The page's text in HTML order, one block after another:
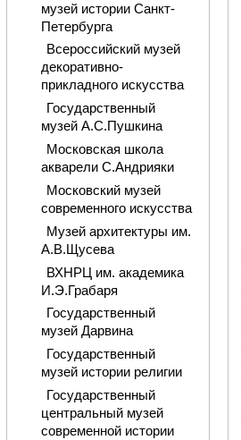
музей истории Санкт-
Петербурга
Всероссийский музей
декоративно-
прикладного искусства
Государственный
музей А.С.Пушкина
Московская школа
акварели С.Андрияки
Московский музей
современного искусства
Музей архитектуры им.
А.В.Щусева
ВХНРЦ им. академика
И.Э.Грабаря
Государственный
музей Дарвина
Государственный
музей истории религии
Государственный
центральный музей
современной истории